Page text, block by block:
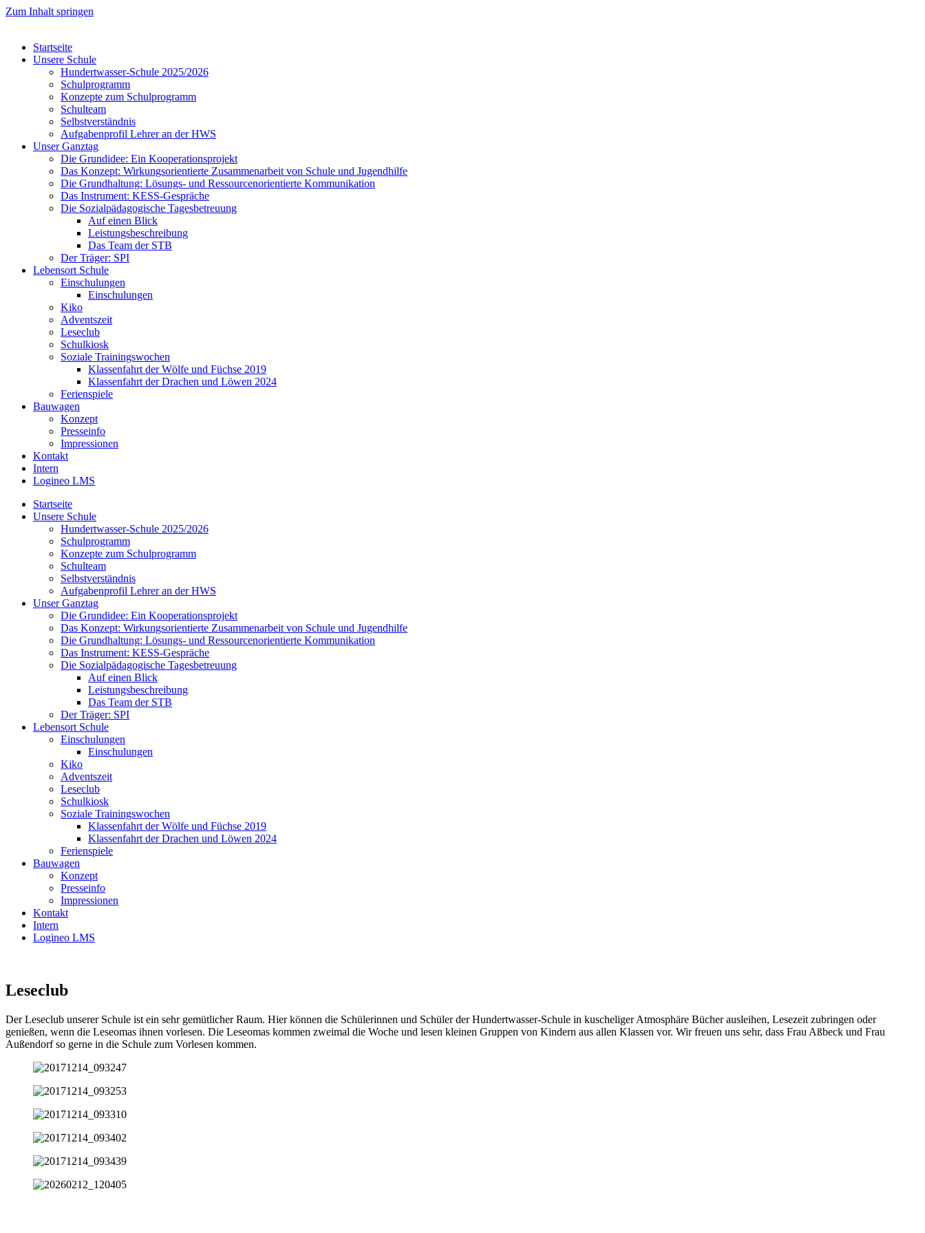
Zum Inhalt springen
Startseite
Unsere Schule
Hundertwasser-Schule 2025/2026
Schulprogramm
Konzepte zum Schulprogramm
Schulteam
Selbst­ver­ständ­nis
Aufgabenprofil Lehrer an der HWS
Unser Ganztag
Die Grundidee: Ein Kooperationsprojekt
Das Konzept: Wirkungsorientierte Zusammenarbeit von Schule und Jugendhilfe
Die Grundhaltung: Lösungs- und Ressourcenorientierte Kommunikation
Das Instrument: KESS-Gespräche
Die Sozialpädagogische Tagesbetreuung
Auf einen Blick
Leistungsbeschreibung
Das Team der STB
Der Träger: SPI
Lebensort Schule
Einschulungen
Einschulungen
Kiko
Adventszeit
Leseclub
Schulkiosk
Soziale Trainingswochen
Klassenfahrt der Wölfe und Füchse 2019
Klassenfahrt der Drachen und Löwen 2024
Ferienspiele
Bauwagen
Konzept
Presseinfo
Impressionen
Kontakt
Intern
Logineo LMS
Startseite
Unsere Schule
Hundertwasser-Schule 2025/2026
Schulprogramm
Konzepte zum Schulprogramm
Schulteam
Selbst­ver­ständ­nis
Aufgabenprofil Lehrer an der HWS
Unser Ganztag
Die Grundidee: Ein Kooperationsprojekt
Das Konzept: Wirkungsorientierte Zusammenarbeit von Schule und Jugendhilfe
Die Grundhaltung: Lösungs- und Ressourcenorientierte Kommunikation
Das Instrument: KESS-Gespräche
Die Sozialpädagogische Tagesbetreuung
Auf einen Blick
Leistungsbeschreibung
Das Team der STB
Der Träger: SPI
Lebensort Schule
Einschulungen
Einschulungen
Kiko
Adventszeit
Leseclub
Schulkiosk
Soziale Trainingswochen
Klassenfahrt der Wölfe und Füchse 2019
Klassenfahrt der Drachen und Löwen 2024
Ferienspiele
Bauwagen
Konzept
Presseinfo
Impressionen
Kontakt
Intern
Logineo LMS
Leseclub
Der Leseclub unserer Schule ist ein sehr gemütlicher Raum. Hier können die Schülerinnen und Schüler der Hundertwasser-Schule in kuscheliger Atmosphäre Bücher ausleihen, Lesezeit zubringen oder
genießen, wenn die Leseomas ihnen vorlesen. Die Leseomas kommen zweimal die Woche und lesen kleinen Gruppen von Kindern aus allen Klassen vor. Wir freuen uns sehr, dass Frau Aßbeck und Frau
Außendorf so gerne in die Schule zum Vorlesen kommen.